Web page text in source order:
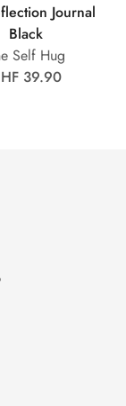
Journal
Black
Self Hug
39.90